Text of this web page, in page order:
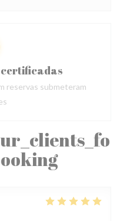
certificadas
reservas submeteram